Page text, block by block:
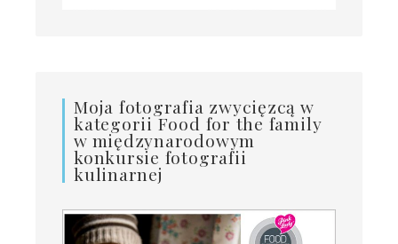
Moja fotografia zwycięzcą w
kategorii Food for the family
w międzynarodowym
konkursie fotografii
kulinarnej